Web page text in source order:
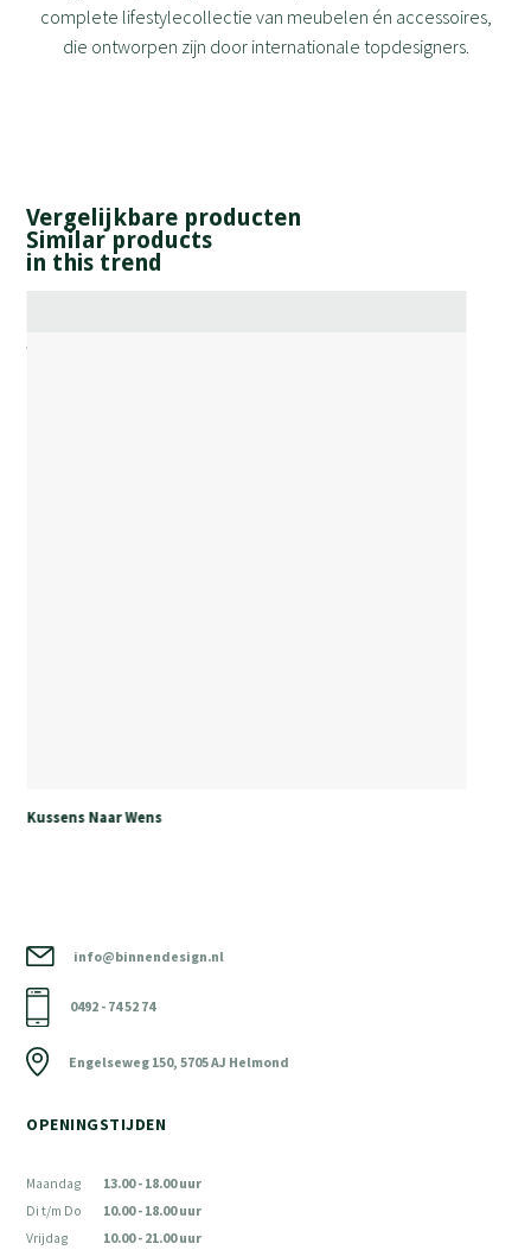
complete lifestylecollectie van meubelen én accessoires,
die ontworpen zijn door internationale topdesigners.
Vergelijkbare producten
Similar products
in this trend
Kussens Naar Wens
info@binnendesign.nl
0492 - 74 52 74
Engelseweg 150, 5705 AJ Helmond
OPENINGSTIJDEN
Maandag
Di t/m Do
Vrijdag
13.00 - 18.00 uur
10.00 - 18.00 uur
10.00 - 21.00 uur